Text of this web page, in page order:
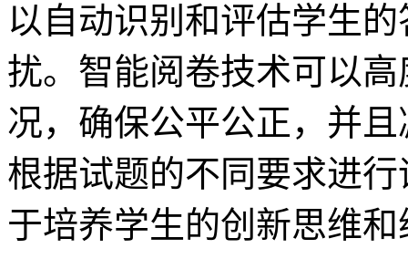
以自动识别和评估学生
扰。智能阅卷技术可以
况，确保公平公正，并
根据试题的不同要求进
于培养学生的创新思维